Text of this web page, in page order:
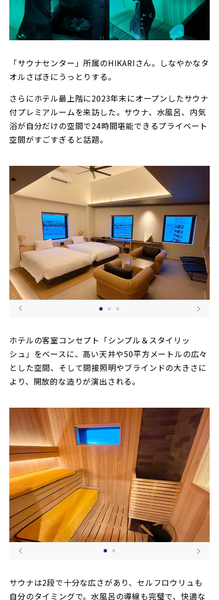
「サウナセンター」所属のHIKARIさん。しなやかなタ
オルさばきにうっとりする。
さらにホテル最上階に2023年末にオープンしたサウナ
付プレミアルームを来訪した。サウナ、水風呂、内気
浴が自分だけの空間で24時間堪能できるプライベート
空間がすごすぎると話題。
ホテルの客室コンセプト「シンプル＆スタイリッ
シュ」をベースに、高い天井や50平方メートルの広々
とした空間、そして間接照明やブラインドの大きさに
より、開放的な造りが演出される。
サウナは2段で十分な広さがあり、セルフロウリュも
自分のタイミングで。水風呂の導線も完璧で、快適な